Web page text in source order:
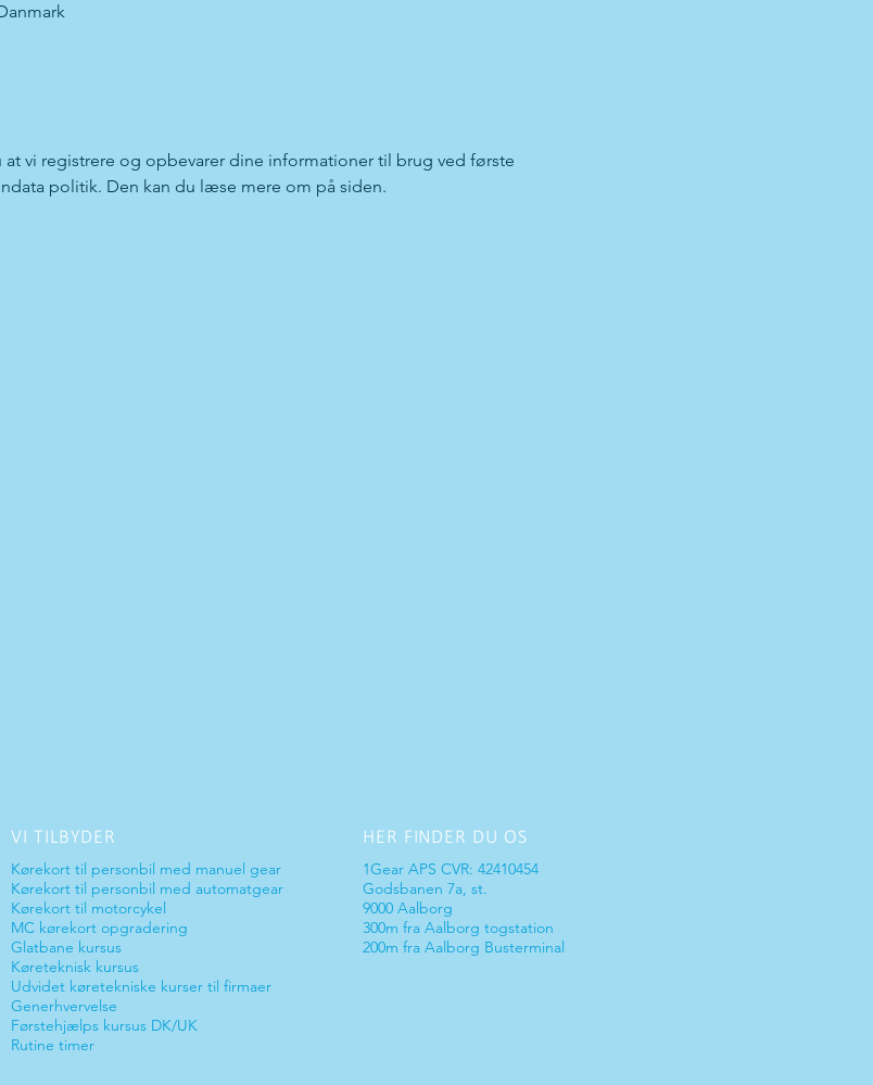
vi registrere og opbevarer dine informationer til brug ved første
politik. Den kan du læse mere om på siden.
VI TILBYDER
Kørekort til personbil med manuel gear
Kørekort til personbil med automatgear
Kørekort til motorcykel
MC kørekort opgradering
Glatbane kursus
Køreteknisk kursus
Udvidet køretekniske kurser til firmaer
Generhvervelse
Førstehjælps kursus DK/UK
Rutine timer
HER FINDER DU OS
1Gear APS CVR: 42410454
Godsbanen 7a, st.
9000 Aalborg
300m fra Aalborg togstation
200m fra Aalborg Busterminal